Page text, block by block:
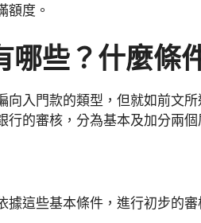
額度。
哪些？什麼條
向入門款的類型，但就如前文
的審核，分為基本及加分兩個
這些基本條件，進行初步的審